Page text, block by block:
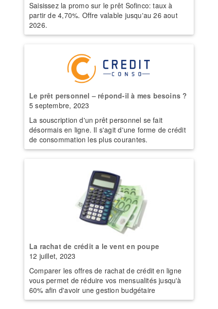
Saisissez la promo sur le prêt Sofinco: taux à
partir de 4,70%. Offre valable jusqu'au 26 aout
2026.
Le prêt personnel – répond-il à mes besoins ?
5 septembre, 2023
La souscription d'un prêt personnel se fait
désormais en ligne. Il s'agit d'une forme de crédit
de consommation les plus courantes.
La rachat de crédit a le vent en poupe
12 juillet, 2023
Comparer les offres de rachat de crédit en ligne
vous permet de réduire vos mensualités jusqu'à
60% afin d'avoir une gestion budgétaire